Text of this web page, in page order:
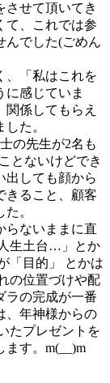
させて頂いてき
て、これでは参
んでした(ごめん
、「私はこれを
に感じていま
係してもらえ
た。
の先生が2名も
とないけどでき
出しても顔から
きること、顧客
。
らないままに直
生土台…」とか
「目的」 とかは
の位置づけや配
ラの完成が一番
、年神様からの
たプレゼントを
ます。m(__)m